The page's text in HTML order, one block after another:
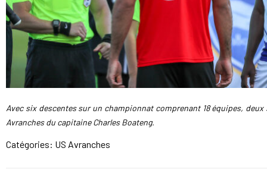
Avec six descentes sur un championnat comprenant 18 équipes,
Avranches du capitaine Charles Boateng.
Catégories: US Avranches